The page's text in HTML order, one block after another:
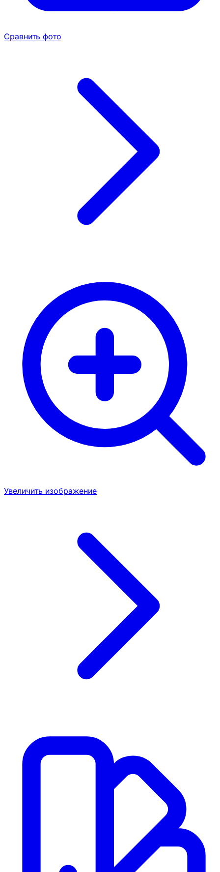
Сравнить фото
Увеличить изображение